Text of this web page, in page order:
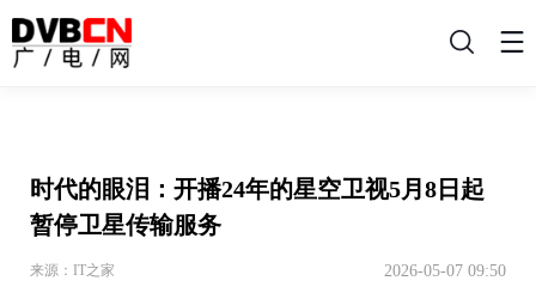
搜
时代的眼泪：开播24年的星空卫视5月8日起
暂停卫星传输服务
来源：IT之家 2026-05-07 09:50